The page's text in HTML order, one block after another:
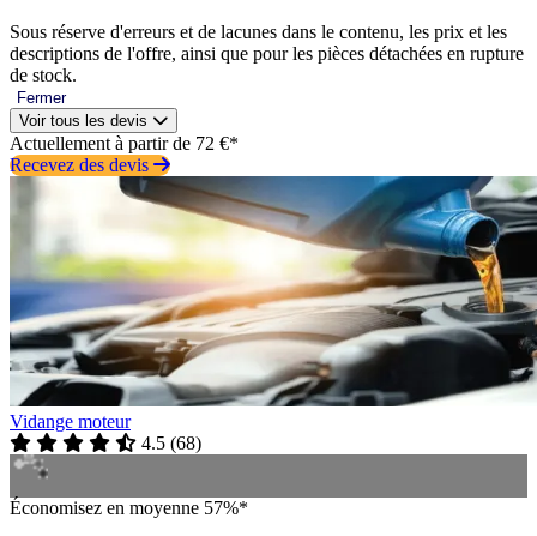
Sous réserve d'erreurs et de lacunes dans le contenu, les prix et les
descriptions de l'offre, ainsi que pour les pièces détachées en rupture
de stock.
Fermer
Voir tous les devis
Actuellement à partir de 72 €*
Recevez des devis
Vidange moteur
4.5 (68)
Économisez en moyenne 57%*